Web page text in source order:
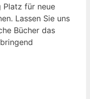
Platz für neue
Lassen Sie uns
Bücher das